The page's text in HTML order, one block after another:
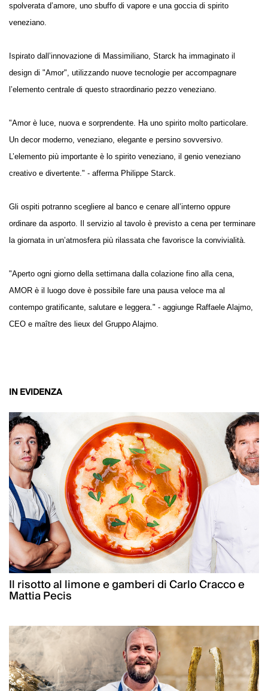
spolverata d’amore, uno sbuffo di vapore e una goccia di spirito
veneziano.
Ispirato dall’innovazione di Massimiliano, Starck ha immaginato il
design di "Amor", utilizzando nuove tecnologie per accompagnare
l’elemento centrale di questo straordinario pezzo veneziano.
"Amor è luce, nuova e sorprendente. Ha uno spirito molto particolare.
Un decor moderno, veneziano, elegante e persino sovversivo.
L’elemento più importante è lo spirito veneziano, il genio veneziano
creativo e divertente." - afferma Philippe Starck.
Gli ospiti potranno scegliere al banco e cenare all’interno oppure
ordinare da asporto. Il servizio al tavolo è previsto a cena per terminare
la giornata in un’atmosfera più rilassata che favorisce la convivialità.
"Aperto ogni giorno della settimana dalla colazione fino alla cena,
AMOR è il luogo dove è possibile fare una pausa veloce ma al
contempo gratificante, salutare e leggera." - aggiunge Raffaele Alajmo,
CEO e maître des lieux del Gruppo Alajmo.
IN EVIDENZA
Il risotto al limone e gamberi di Carlo Cracco e
Mattia Pecis